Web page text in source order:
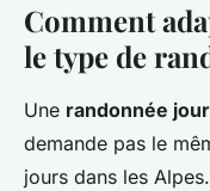
Comment
le type de
Une randonnée
demande pas le
jours dans les